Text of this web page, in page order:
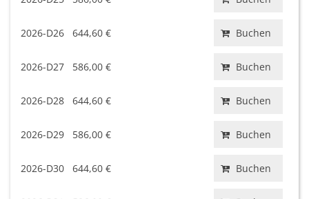
2026-D26 644,60 € Buchen
2026-D27 586,00 € Buchen
2026-D28 644,60 € Buchen
2026-D29 586,00 € Buchen
2026-D30 644,60 € Buchen